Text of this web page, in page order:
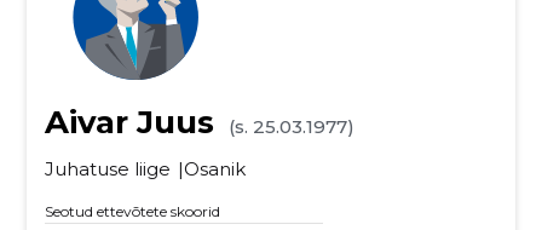
Aivar Juus
(s. 25.03.1977)
Juhatuse liige
Osanik
Seotud ettevõtete skoorid